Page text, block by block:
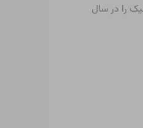
را در سال